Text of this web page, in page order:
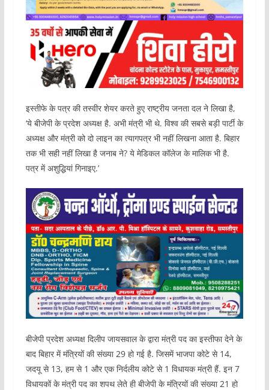
इस्तीफे के पत्र की तस्वीर शेयर करते हुए राष्ट्रीय जनता दल ने लिखा है,
‘ये बीजेपी के प्रदेश अध्यक्ष है. अभी मंत्री भी थे. विश्व की सबसे बड़ी पार्टी के
अध्यक्ष और मंत्री को दो लाइन का त्यागपत्र भी नहीं लिखना आता है. बिहार
तक भी सही नहीं लिखा है जनाब ने? ये मेडिकल कॉलेज के मालिक भी है.
पत्र में अशुद्धियां गिनाइए.’
बीजेपी प्रदेश अध्यक्ष दिलीप जायसवाल के द्वारा मंत्री पद का इस्तीफा देने के
बाद बिहार में मंत्रियों की संख्या 29 हो गई है. जिसमें भाजपा कोटे से 14,
जदयू से 13, हम से 1 और एक निर्दलीय कोटे से 1 विधायक मंत्री हैं. इन 7
विधायकों के मंत्री पद का शपथ लेते ही बीजेपी के मंत्रियों की संख्या 21 हो